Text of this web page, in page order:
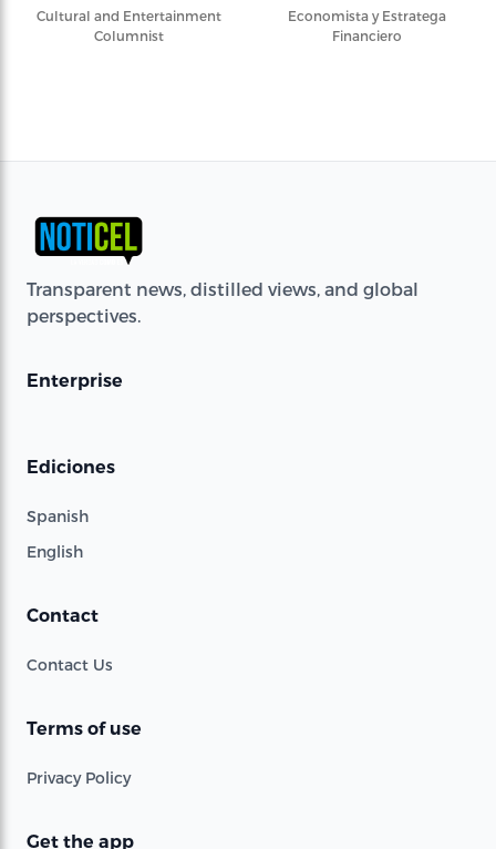
Cultural and Entertainment
Columnist
Economista y Estratega
Financiero
Transparent news, distilled views, and global
perspectives.
Enterprise
Ediciones
Spanish
English
Contact
Contact Us
Terms of use
Privacy Policy
Get the app